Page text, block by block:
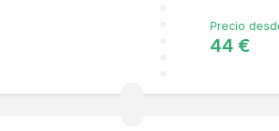
Precio
44 €